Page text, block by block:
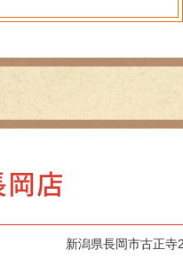
新潟県長岡市古正寺